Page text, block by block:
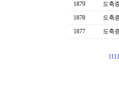
1879
도축
1878
도축
1877
도축
[1]